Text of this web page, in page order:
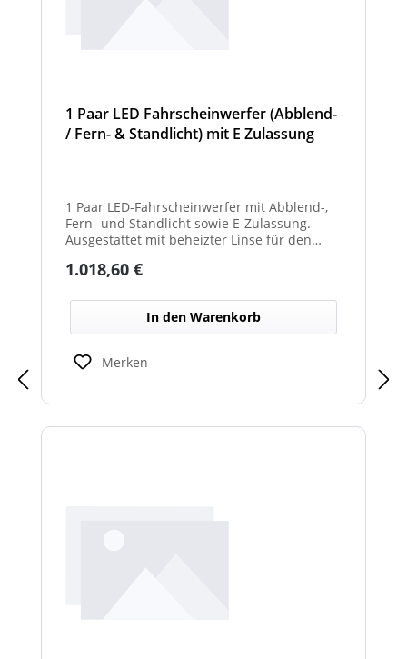
1 Paar LED Fahrscheinwerfer (Abblend-
/ Fern- & Standlicht) mit E Zulassung
1 Paar LED-Fahrscheinwerfer mit Abblend-,
Fern- und Standlicht sowie E-Zulassung.
Ausgestattet mit beheizter Linse für den
Witterungsbedingungen. Ideal zur sicheren
Arbeitsbereichen bei allen Fahrzeugtypen.
Balkenbreiten mit Scheinwerfermodulen
können geringfügig von den angegebenen
Standardbreiten abweichen. Modelle mit nur
2 Scheinwerfermodulen, können wahlweise
unbeleuchtet) haben. Die max. Anzahl der
Regulärer Preis:
1.018,60 €
In den Warenkorb
Merken